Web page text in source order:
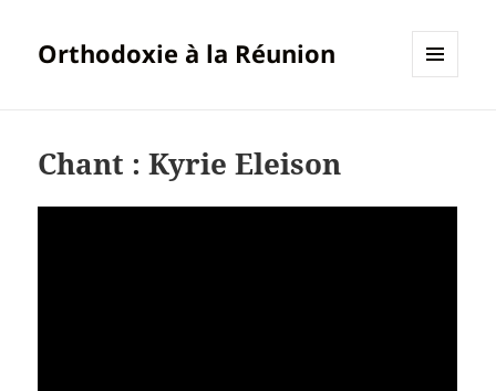
Orthodoxie à la Réunion
Chant : Kyrie Eleison